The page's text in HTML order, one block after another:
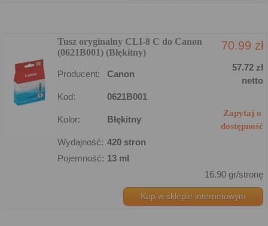
Tusz oryginalny CLI-8 C do Canon
(0621B001) (Błękitny)
70.99 zł
Producent: Canon
57.72 zł
netto
Kod:
0621B001
Kolor: Błękitny
Zapytaj o
dostępność
Wydajność: 420 stron
Pojemność: 13 ml
16.90 gr/stronę
Kup w sklepie internetowym